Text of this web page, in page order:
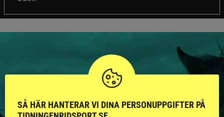
HINGSTAR ONLINE
GODKÄNDA HINGSTAR I
SÅ HÄR HANTERAR VI DINA PERSONUPPGIFTER PÅ